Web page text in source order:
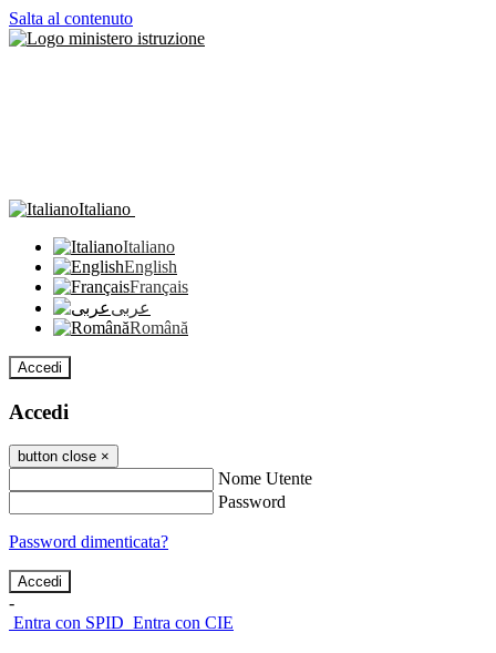
Salta al contenuto
Italiano
Italiano
English
Français
عربى
Română
Accedi
Accedi
button close ×
Nome Utente
Password
Password dimenticata?
-
Entra con SPID Entra con CIE